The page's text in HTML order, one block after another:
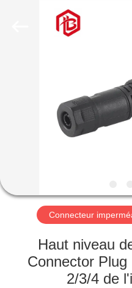
PRODUITS
DE
NOUS
VISITE
D'USINE
Connecteur
Haut niveau
Connector
2/3/4 de